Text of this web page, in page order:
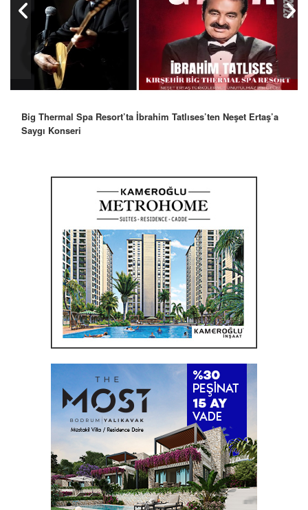
Big Thermal Spa Resort’ta İbrahim Tatlıses’ten Neşet Ertaş’a
Saygı Konseri